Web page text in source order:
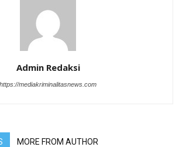
Admin Redaksi
https://mediakriminalitasnews.com
MORE FROM AUTHOR